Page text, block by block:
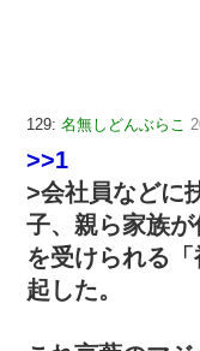
129: 名無しどんぶらこ
>>1
>会社員などに
子、親ら家族
を受けられる
起した。